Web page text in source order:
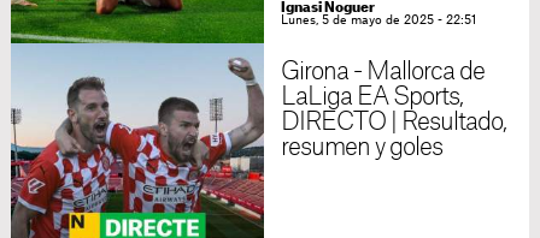
Ignasi Noguer
Lunes, 5 de mayo de 2025 - 22:51
Girona - Mallorca de
LaLiga EA Sports,
DIRECTO | Resultado,
resumen y goles